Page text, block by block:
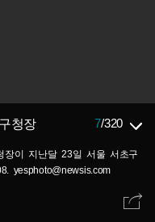
청장 7/320
장이 지난달 23일 서울 서초구
yesphoto@newsis.com